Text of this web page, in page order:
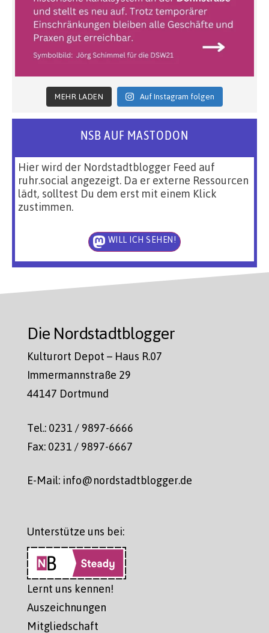
MEHR LADEN Auf Instagram folgen
NSB AUF MASTODON
Hier wird der Nordstadtblogger Feed auf
ruhr.social angezeigt. Da er externe Ressourcen
lädt, solltest Du dem erst mit einem Klick
zustimmen.
WILL ICH SEHEN!
Die Nordstadtblogger
Kulturort Depot – Haus R.07
Immermannstraße 29
44147 Dortmund
Tel.: 0231 / 9897-6666
Fax: 0231 / 9897-6667
E-Mail: info@nordstadtblogger.de
Unterstütze uns bei:
Lernt uns kennen!
Auszeichnungen
Mitgliedschaft